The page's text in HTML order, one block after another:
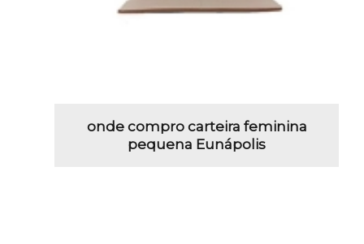
onde compro carteira feminina
pequena Eunápolis